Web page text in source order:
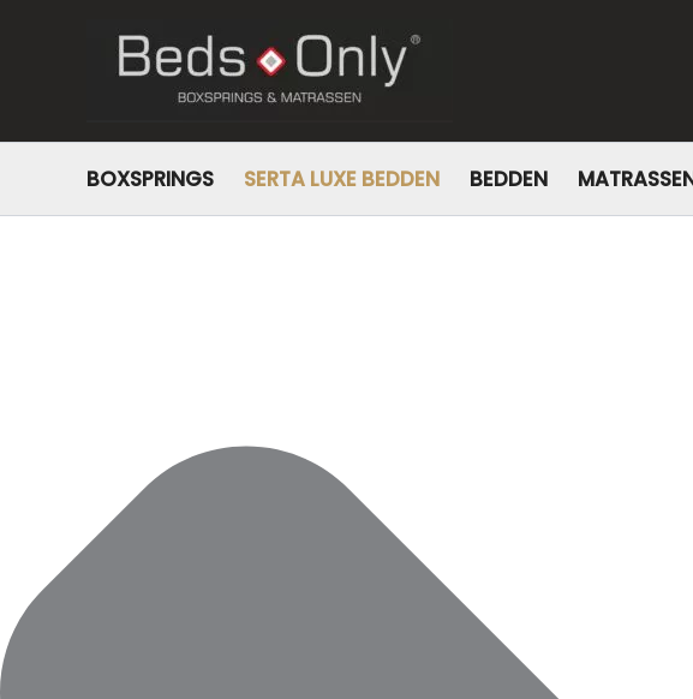
Beheer toestemming
BOXSPRINGS SERTA LUXE BEDDEN BEDDEN